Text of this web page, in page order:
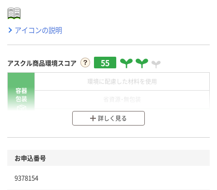
アイコンの説明
アスクル商品環境スコア 55
容器
包装
環境に配慮した材料を使用
分別・リサイクルしやすい設計
本体
詳しく見る
お申込番号
9378154